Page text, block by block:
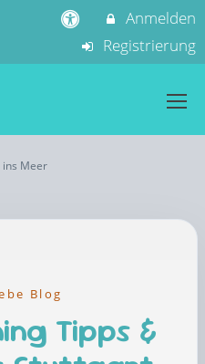
Anmelden
Registrierung
ins Meer
Blog
Tipps &